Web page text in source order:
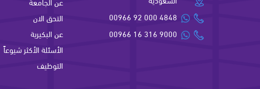
00966 92 000 4848
00966 16 316 9000
التحق الان
عن البكيرية
الأسئلة الأكثر شيوعاً
التوظيف